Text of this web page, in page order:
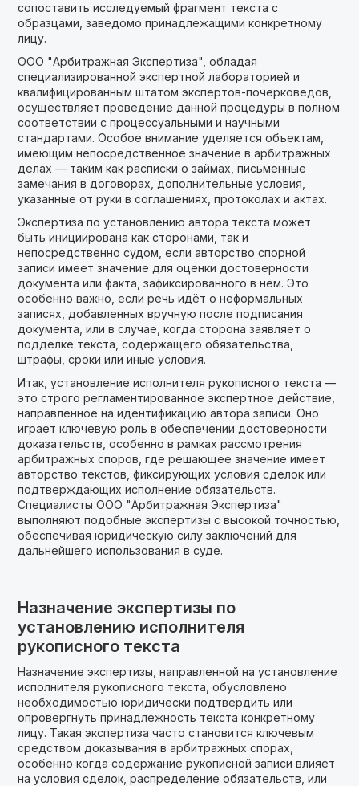
сопоставить исследуемый фрагмент текста с
образцами, заведомо принадлежащими конкретному
лицу.
ООО "Арбитражная Экспертиза", обладая
специализированной экспертной лабораторией и
квалифицированным штатом экспертов-почерковедов,
осуществляет проведение данной процедуры в полном
соответствии с процессуальными и научными
стандартами. Особое внимание уделяется объектам,
имеющим непосредственное значение в арбитражных
делах — таким как расписки о займах, письменные
замечания в договорах, дополнительные условия,
указанные от руки в соглашениях, протоколах и актах.
Экспертиза по установлению автора текста может
быть инициирована как сторонами, так и
непосредственно судом, если авторство спорной
записи имеет значение для оценки достоверности
документа или факта, зафиксированного в нём. Это
особенно важно, если речь идёт о неформальных
записях, добавленных вручную после подписания
документа, или в случае, когда сторона заявляет о
подделке текста, содержащего обязательства,
штрафы, сроки или иные условия.
Итак, установление исполнителя рукописного текста —
это строго регламентированное экспертное действие,
направленное на идентификацию автора записи. Оно
играет ключевую роль в обеспечении достоверности
доказательств, особенно в рамках рассмотрения
арбитражных споров, где решающее значение имеет
авторство текстов, фиксирующих условия сделок или
подтверждающих исполнение обязательств.
Специалисты ООО "Арбитражная Экспертиза"
выполняют подобные экспертизы с высокой точностью,
обеспечивая юридическую силу заключений для
дальнейшего использования в суде.
Назначение экспертизы по
установлению исполнителя
рукописного текста
Назначение экспертизы, направленной на установление
исполнителя рукописного текста, обусловлено
необходимостью юридически подтвердить или
опровергнуть принадлежность текста конкретному
лицу. Такая экспертиза часто становится ключевым
средством доказывания в арбитражных спорах,
особенно когда содержание рукописной записи влияет
на условия сделок, распределение обязательств, или